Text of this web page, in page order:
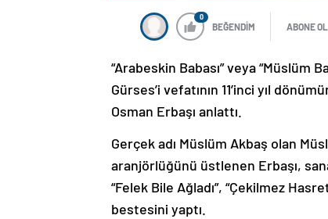
0
BEĞENDİM ABONE OL
“Arabeskin Babası” veya “Müslüm
Gürses’i vefatının 11’inci yıl
Osman Erbaşı anlattı.
Gerçek adı Müslüm Akbaş olan
aranjörlüğünü üstlenen Erbaşı,
“Felek Bile Ağladı”, “Çekilmez
bestesini yaptı.